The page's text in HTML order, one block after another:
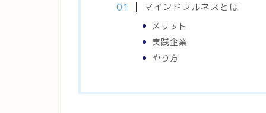
マインドフルネスとは
メリット
実践企業
やり方